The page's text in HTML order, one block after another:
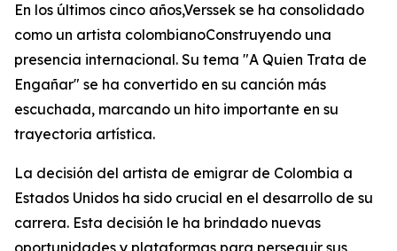
En los últimos cinco años,Verssek se ha consolidado
como un artista colombianoConstruyendo una
presencia internacional. Su tema "A Quien Trata de
Engañar" se ha convertido en su canción más
escuchada, marcando un hito importante en su
trayectoria artística.
La decisión del artista de emigrar de Colombia a
Estados Unidos ha sido crucial en el desarrollo de su
carrera. Esta decisión le ha brindado nuevas
oportunidades y plataformas para perseguir sus